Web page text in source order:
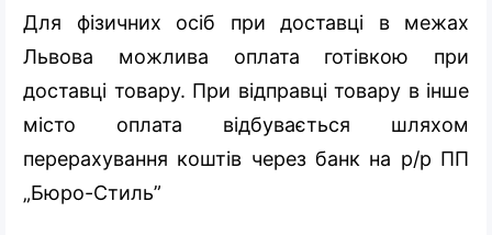
Для фізичних осіб при доставці в межах
Львова можлива оплата готівкою при
доставці товару. При відправці товару в інше
місто оплата відбувається шляхом
перерахування коштів через банк на р/р ПП
„Бюро-Стиль”